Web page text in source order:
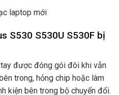
laptop mới
S530 S530U S530F bị
được đóng gói đôi khi vẫn
trong, hỏng chip hoặc làm
kiện bên trong bộ chuyển đổi.